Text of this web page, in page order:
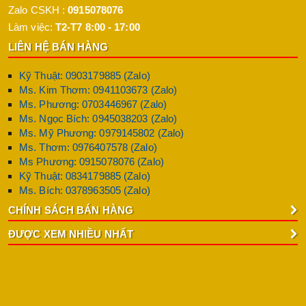
Zalo CSKH :0915078076
Làm việc: T2-T7 8:00 - 17:00
LIÊN HỆ BÁN HÀNG
Kỹ Thuật: 0903179885 (Zalo)
Ms. Kim Thơm: 0941103673 (Zalo)
Ms. Phương: 0703446967 (Zalo)
Ms. Ngọc Bích: 0945038203 (Zalo)
Ms. Mỹ Phương: 0979145802 (Zalo)
Ms. Thơm: 0976407578 (Zalo)
Ms Phương: 0915078076 (Zalo)
Kỹ Thuật: 0834179885 (Zalo)
Ms. Bích: 0378963505 (Zalo)
CHÍNH SÁCH BÁN HÀNG
ĐƯỢC XEM NHIỀU NHẤT